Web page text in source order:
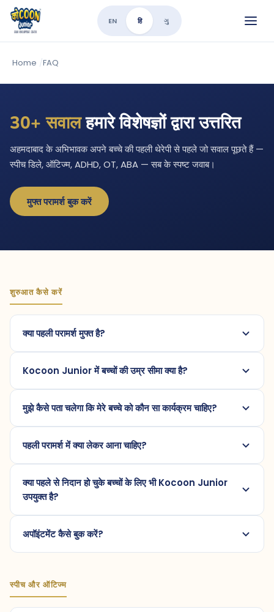
EN हि ગુ
Home /FAQ
30+ सवालहमारे विशेषज्ञों द्वारा उत्तरित
अहमदाबाद के अभिभावक अपने बच्चे की पहली थेरेपी से पहले जो सवाल पूछते हैं —
स्पीच डिले, ऑटिज्म, ADHD, OT, ABA — सब के स्पष्ट जवाब।
मुफ्त परामर्श बुक करें
शुरुआत कैसे करें
क्या पहली परामर्श मुफ्त है?
Kocoon Junior में बच्चों की उम्र सीमा क्या है?
मुझे कैसे पता चलेगा कि मेरे बच्चे को कौन सा कार्यक्रम चाहिए?
पहली परामर्श में क्या लेकर आना चाहिए?
क्या पहले से निदान हो चुके बच्चों के लिए भी Kocoon Junior
उपयुक्त है?
अपॉइंटमेंट कैसे बुक करें?
स्पीच और ऑटिज्म